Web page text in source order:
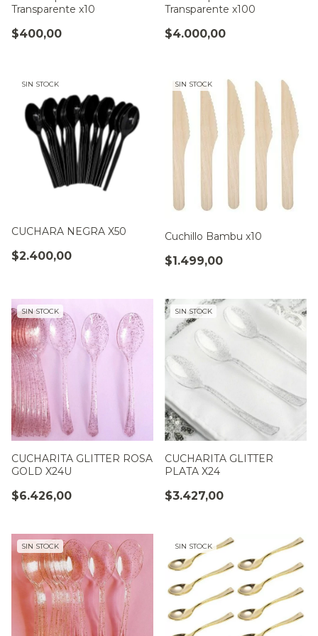
Transparente x10
$400,00
Transparente x100
$4.000,00
SIN STOCK
CUCHARA NEGRA X50
$2.400,00
SIN STOCK
Cuchillo Bambu x10
$1.499,00
SIN STOCK
CUCHARITA GLITTER ROSA
GOLD X24U
$6.426,00
SIN STOCK
CUCHARITA GLITTER
PLATA X24
$3.427,00
SIN STOCK SIN STOCK